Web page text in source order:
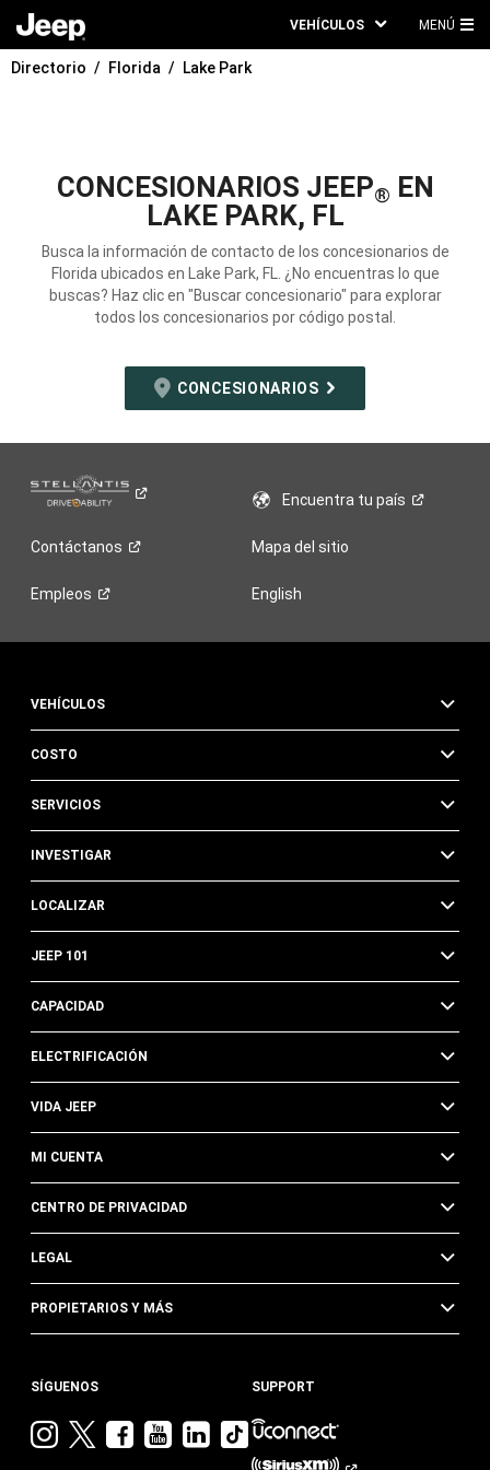
VEHÍCULOS MENÚ
Directorio Florida Lake Park
CONCESIONARIOS JEEP® EN
LAKE PARK, FL
Busca la información de contacto de los concesionarios de
Florida ubicados en Lake Park, FL. ¿No encuentras lo que
buscas? Haz clic en "Buscar concesionario" para explorar
todos los concesionarios por código postal.
CONCESIONARIOS
Encuentra tupaís
Contáctanos Mapa del sitio
Empleos English
VEHÍCULOS
COSTO
SERVICIOS
INVESTIGAR
LOCALIZAR
JEEP 101
CAPACIDAD
ELECTRIFICACIÓN
VIDA JEEP
MI CUENTA
CENTRO DE PRIVACIDAD
LEGAL
PROPIETARIOS Y MÁS
SÍGUENOS
VisitaVisitaVisitaVisitaVisita
Jeep
Visita
Jeep
SUPPORT